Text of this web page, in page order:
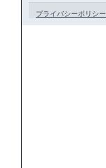
プライバシーポリシー